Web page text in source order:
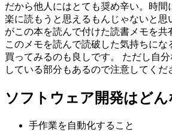
だから他人にはとても奨め辛い。時間
楽に読もうと思えるもんじゃないと思
がこの本を読んで付けた読書メモを共
このメモを読んで読破した気持ちにな
買ってみるのも良しです。 ただし自
している部分もあるので注意してくだ
ソフトウェア開発はど
手作業を自動化すること